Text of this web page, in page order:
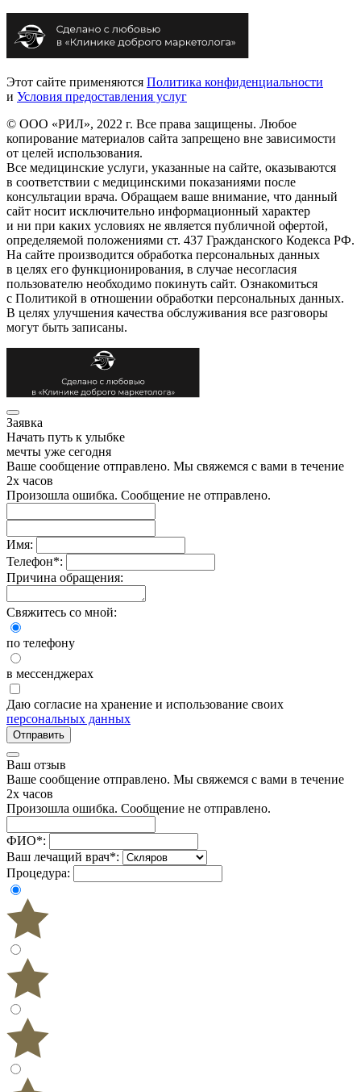
Этот сайте применяются Политика конфиденциальности
и Условия предоставления услуг
© ООО «РИЛ», 2022 г. Все права защищены. Любое
копирование материалов сайта запрещено вне зависимости
от целей использования.
Все медицинские услуги, указанные на сайте, оказываются
в соответствии с медицинскими показаниями после
консультации врача. Обращаем ваше внимание, что данный
сайт носит исключительно информационный характер
и ни при каких условиях не является публичной офертой,
определяемой положениями ст. 437 Гражданского Кодекса РФ.
На сайте производится обработка персональных данных
в целях его функционирования, в случае несогласия
пользователю необходимо покинуть сайт. Ознакомиться
с Политикой в отношении обработки персональных данных.
В целях улучшения качества обслуживания все разговоры
могут быть записаны.
Заявка
Начать путь к улыбке
мечты уже сегодня
Ваше сообщение отправлено. Мы свяжемся с вами в течение
2х часов
Произошла ошибка. Сообщение не отправлено.
Имя:
Телефон*:
Причина обращения:
Свяжитесь со мной:
по телефону
в мессенджерах
Даю согласие на хранение и использование своих
персональных данных
Отправить
Ваш отзыв
Ваше сообщение отправлено. Мы свяжемся с вами в течение
2х часов
Произошла ошибка. Сообщение не отправлено.
ФИО*:
Ваш лечащий врач*:
Процедура: